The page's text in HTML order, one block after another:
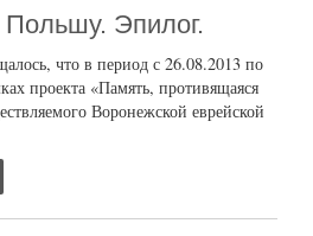
Эпилог.
что в период с 26.08.2013 по
проекта «Память, противящаяся
Воронежской еврейской